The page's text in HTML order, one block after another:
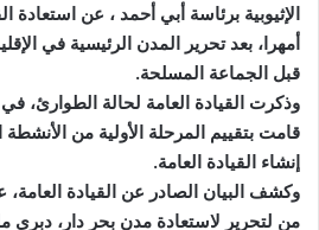
الإثيوبية برئاسة أبي أحمد ، عن استعادة
أمهرا، بعد تحرير المدن الرئيسية في
قبل الجماعة المسلحة.
وذكرت القيادة العامة لحالة الطوارئ، في
قامت بتقييم المرحلة الأولية من الأنشطة
إنشاء القيادة العامة.
وكشف البيان الصادر عن القيادة العامة،
من لتحرير لاستعادة مدن بحر دار، دبرى